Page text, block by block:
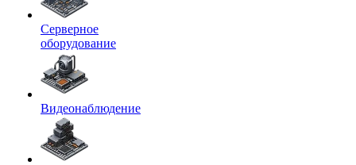
Серверное
оборудование
Видеонаблюдение